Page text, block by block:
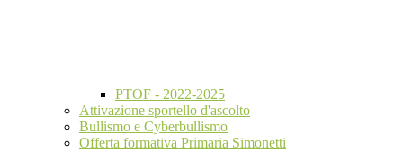
PTOF - 2022-2025
Attivazione sportello d'ascolto
Bullismo e Cyberbullismo
Offerta formativa Primaria Simonetti